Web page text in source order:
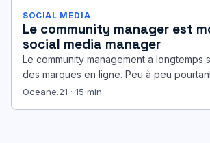
SOCIAL MEDIA
Le community manager est
social media manager
Le community management a longtemps
des marques en ligne. Peu à peu
basculé…
Oceane.21 · 15 min